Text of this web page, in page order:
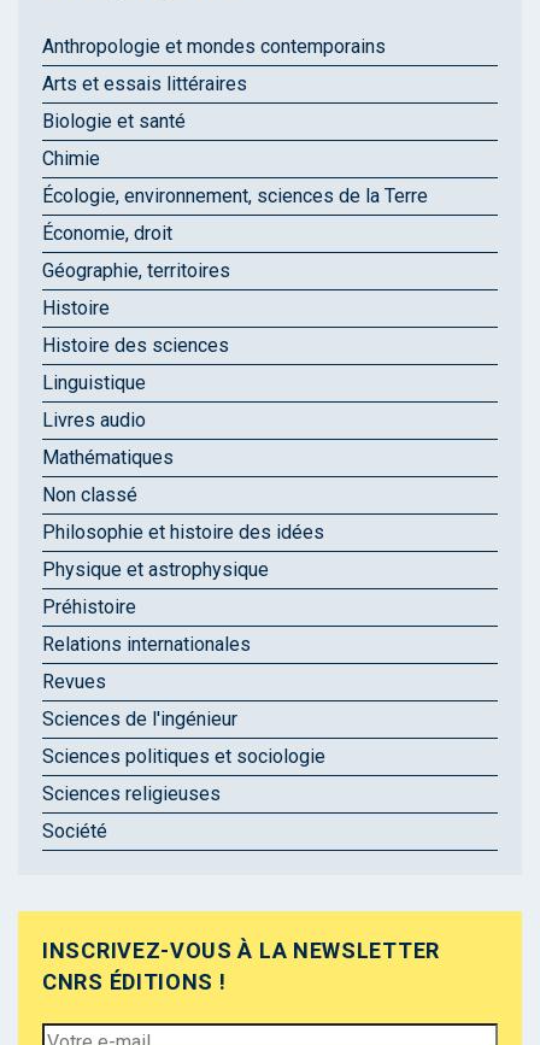
Anthropologie et mondes contemporains
Arts et essais littéraires
Biologie et santé
Chimie
Écologie, environnement, sciences de la Terre
Économie, droit
Géographie, territoires
Histoire
Histoire des sciences
Linguistique
Livres audio
Mathématiques
Non classé
Philosophie et histoire des idées
Physique et astrophysique
Préhistoire
Relations internationales
Revues
Sciences de l'ingénieur
Sciences politiques et sociologie
Sciences religieuses
Société
INSCRIVEZ-VOUS À LA NEWSLETTER
CNRS ÉDITIONS !